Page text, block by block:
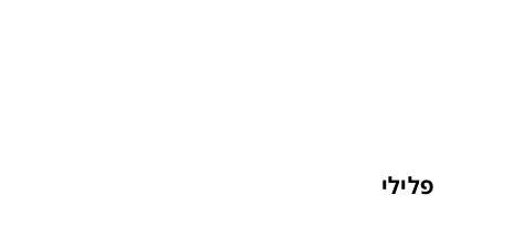
פלילי